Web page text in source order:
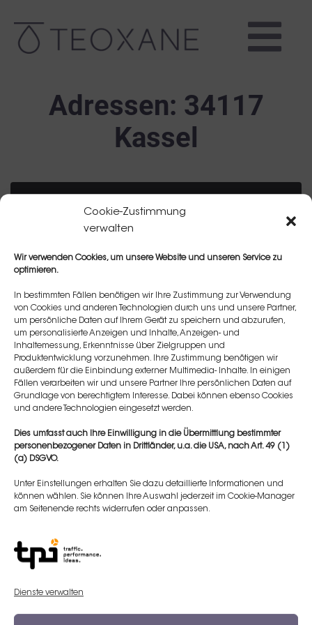
Cookie-Zustimmung
verwalten
Wir verwenden Cookies, um unsere Website und unseren Service zu
optimieren.
In bestimmten Fällen benötigen wir Ihre Zustimmung zur Verwendung
von Cookies und anderen Technologien durch uns und unsere Partner,
um persönliche Daten auf Ihrem Gerät zu speichern und abzurufen,
um personalisierte Anzeigen und Inhalte, Anzeigen- und
Inhaltemessung, Erkenntnisse über Zielgruppen und
Produktentwicklung vorzunehmen. Ihre Zustimmung benötigen wir
außerdem für die Einbindung externer Multimedia- Inhalte. In einigen
Fällen verarbeiten wir und unsere Partner Ihre persönlichen Daten auf
Grundlage von berechtigtem Interesse. Dabei können ebenso Cookies
und andere Technologien eingesetzt werden.
Dies umfasst auch Ihre Einwilligung in die Übermittlung bestimmter
personenbezogener Daten in Drittländer, u.a. die USA, nach Art. 49 (1)
(a) DSGVO.
Unter Einstellungen erhalten Sie dazu detaillierte Informationen und
können wählen. Sie können Ihre Auswahl jederzeit im Cookie-Manager
am Seitenende rechts widerrufen oder anpassen.
Dienste verwalten
Adressen: 34117
Kassel